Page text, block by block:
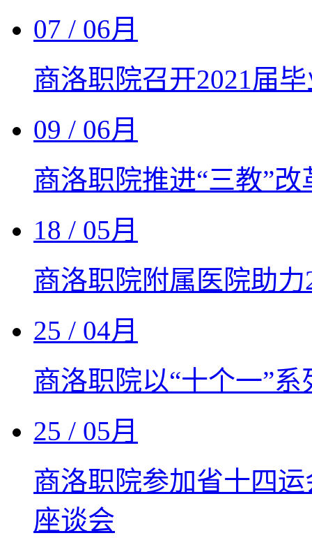
07 / 06月
商洛职院召开2021届
09 / 06月
商洛职院推进“三教”
18 / 05月
商洛职院附属医院助
25 / 04月
商洛职院以“十个一”
25 / 05月
商洛职院参加省十四
座谈会